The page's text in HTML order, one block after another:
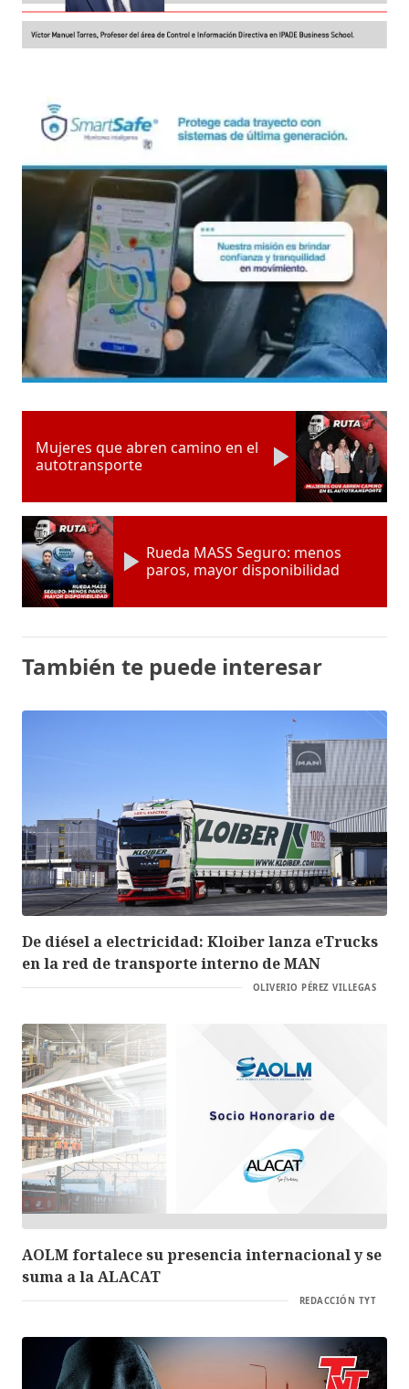
Mujeres que abren camino en el
autotransporte
Rueda MASS Seguro: menos
paros, mayor disponibilidad
También te puede interesar
De diésel a electricidad: Kloiber lanza eTrucks
en la red de transporte interno de MAN
OLIVERIO PÉREZ VILLEGAS
AOLM fortalece su presencia internacional y se
suma a la ALACAT
REDACCIÓN TYT